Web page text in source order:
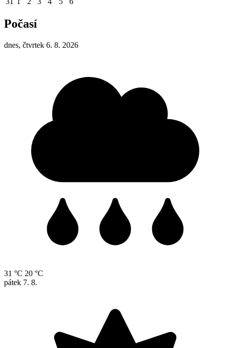
Počasí
dnes, čtvrtek 6. 8. 2026
31 °C 20 °C
pátek 7. 8.